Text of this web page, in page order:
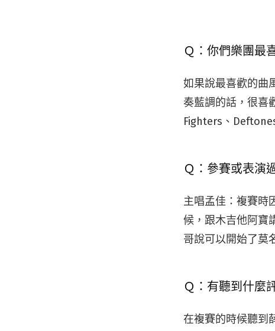
Ｑ：你們樂團最
如果說最喜歡的曲
奏藍調的話，很喜
Fighters、
Ｑ：參賽或表演
主唱孟佳：複賽時
候，跟木吉他阿寶
哥說可以開始了莫
Ｑ：有聽到什麼
在複賽的時候聽到